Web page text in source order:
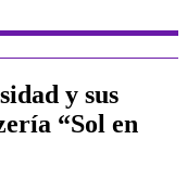
y sus
“Sol en